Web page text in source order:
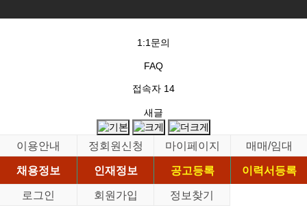
1:1문의
FAQ
접속자 14
새글
이용안내 정회원신청 마이페이지
매매/임대
채용정보
인재정보 공고등록
이력서등록
로그인
회원가입 정보찾기